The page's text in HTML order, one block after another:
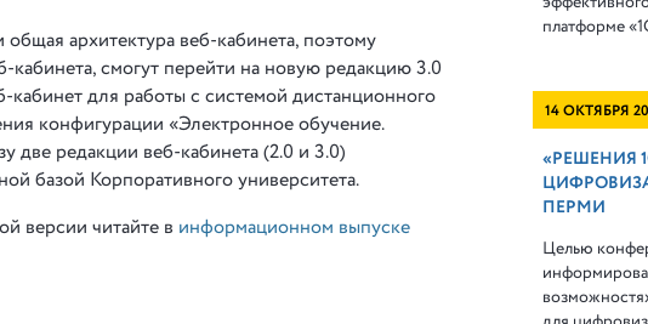
архитектура веб-кабинета, поэтому
смогут перейти на новую редакцию 3.0
для работы с системой дистанционного
конфигурации «Электронное обучение.
две редакции веб-кабинета (2.0 и 3.0)
базой Корпоративного университета.
версии читайте в информационном выпуске
платформе
14 ОКТЯБРЯ
«РЕШЕНИЯ
ПЕРМИ
Целью